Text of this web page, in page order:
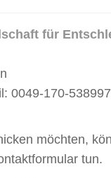
für
0049-170-
möchten,
tun.